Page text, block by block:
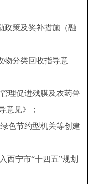
政策及奖补措施（融
物分类回收指导意
理促进残膜及农药兽
意见》；
色节约型机关等创建
西宁市“十四五”规划